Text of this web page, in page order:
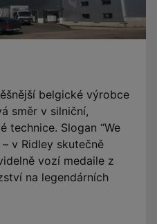
belgické výrobce
směr v silniční,
technice. Slogan “We
v Ridley skutečně
vozí medaile z
na legendárních